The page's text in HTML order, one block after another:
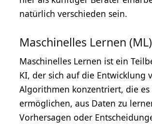
natürlich verschieden sein.
Maschinelles Lernen (ML)
Maschinelles Lernen ist ein
KI, der sich auf die Entwicklung
Algorithmen konzentriert, die es
ermöglichen, aus Daten zu
Vorhersagen oder